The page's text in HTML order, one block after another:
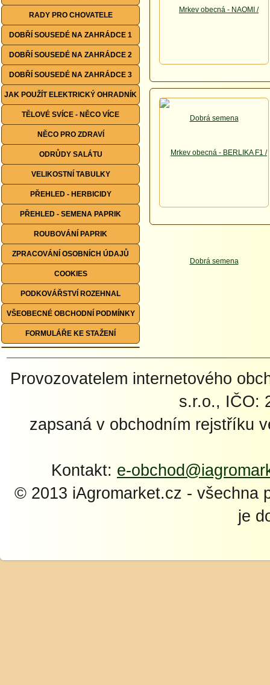
RADY PRO CHOVATELE
DOBŘÍ SOUSEDÉ NA ZAHRÁDCE 1
DOBŘÍ SOUSEDÉ NA ZAHRÁDCE 2
DOBŘÍ SOUSEDÉ NA ZAHRÁDCE 3
JAK POUŽÍT ELEKTRICKÝ OHRADNÍK
TĚLOVÉ SVÍCE - NĚCO VÍCE
NĚCO PRO ZDRAVÍ
ODRŮDY SALÁTU
VELIKOSTNÍ TABULKY
PŘEHLED - HERBICIDY
PŘEHLED - SEMENA PAPRIK
ROUBOVÁNÍ PAPRIK
ZPRACOVÁNÍ OSOBNÍCH ÚDAJŮ
COOKIES
PODKOVÁŘSTVÍ ROZEHNAL
VŠEOBECNÉ OBCHODNÍ PODMÍNKY
FORMULÁŘE KE STAŽENÍ
Provozovatelem internetového
s.r.o., IČO:
zapsaná v obchodním rejstříku
Kontakt: e-
© 2013 iAgromarket.cz - všechna
je